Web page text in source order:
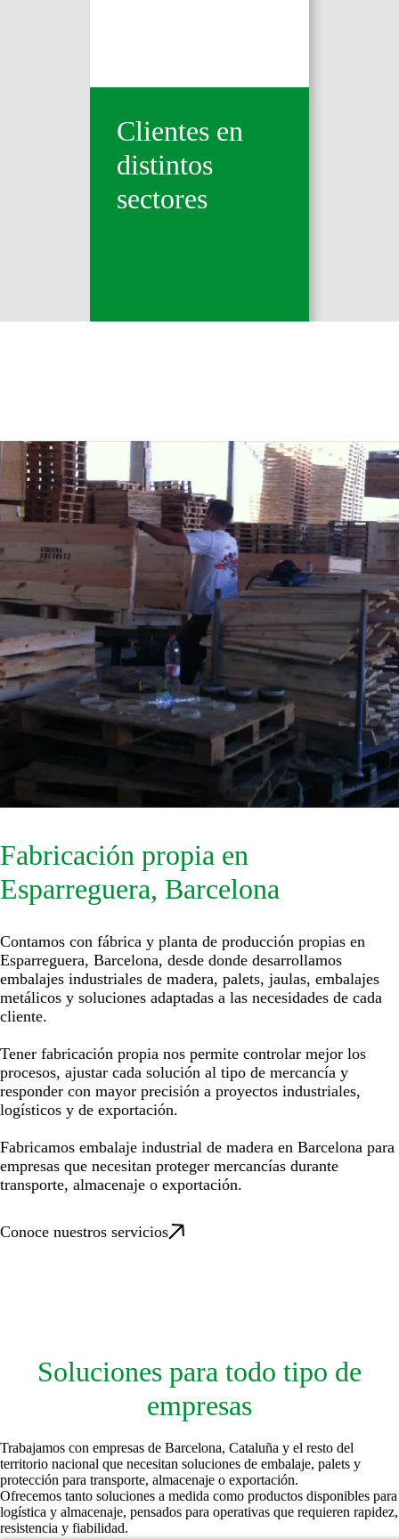
Clientes en
distintos
sectores
Fabricación propia en
Esparreguera, Barcelona
Contamos con fábrica y planta de producción propias en
Esparreguera, Barcelona, desde donde desarrollamos
embalajes industriales de madera, palets, jaulas, embalajes
metálicos y soluciones adaptadas a las necesidades de cada
cliente.
Tener fabricación propia nos permite controlar mejor los
procesos, ajustar cada solución al tipo de mercancía y
responder con mayor precisión a proyectos industriales,
logísticos y de exportación.
Fabricamos embalaje industrial de madera en Barcelona para
empresas que necesitan proteger mercancías durante
transporte, almacenaje o exportación.
Conoce nuestros servicios
Soluciones para todo tipo de
empresas
Trabajamos con empresas de Barcelona, Cataluña y el resto del
territorio nacional que necesitan soluciones de embalaje, palets y
protección para transporte, almacenaje o exportación.
Ofrecemos tanto soluciones a medida como productos disponibles para
logística y almacenaje, pensados para operativas que requieren rapidez,
resistencia y fiabilidad.